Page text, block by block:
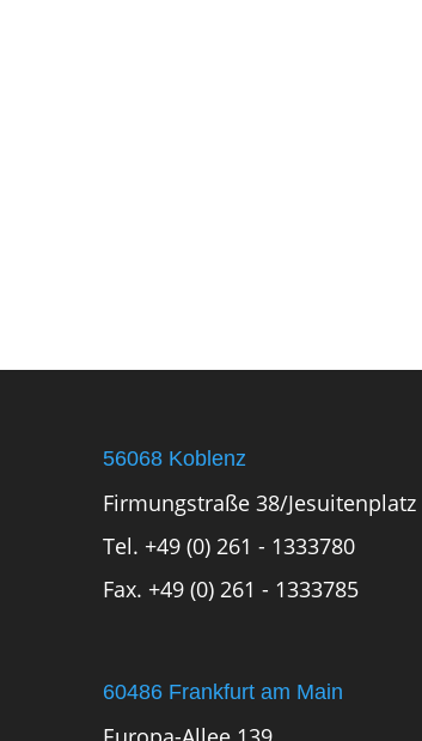
56068 Koblenz
Firmungstraße 38/Jesuitenplatz
Tel. +49 (0) 261 - 1333780
Fax. +49 (0) 261 - 1333785
60486 Frankfurt am Main